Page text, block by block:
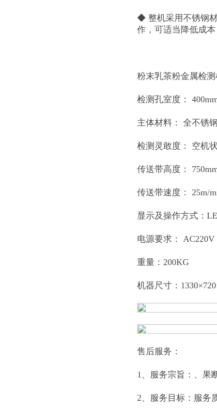
◆ 整机采用不锈钢
作，可适当降低成
粉末乳茶粉金属检
检测孔室度：
主体材料： 全不锈
检测灵敢度： 空机
传送带高度：
传送带速度： 25m/
显示及操作方式：
电源要求： AC220V
重量：200KG
机器尺寸：
售后服务：
1、服务宗旨：、果
2、服务目标：服务